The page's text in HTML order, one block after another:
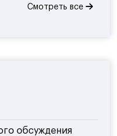
Смотреть все
обсуждения